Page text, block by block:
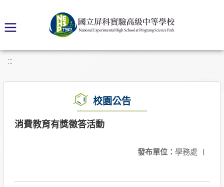
:::
校園公告
消費教育有獎徵答活動
發布單位： 學務處 |